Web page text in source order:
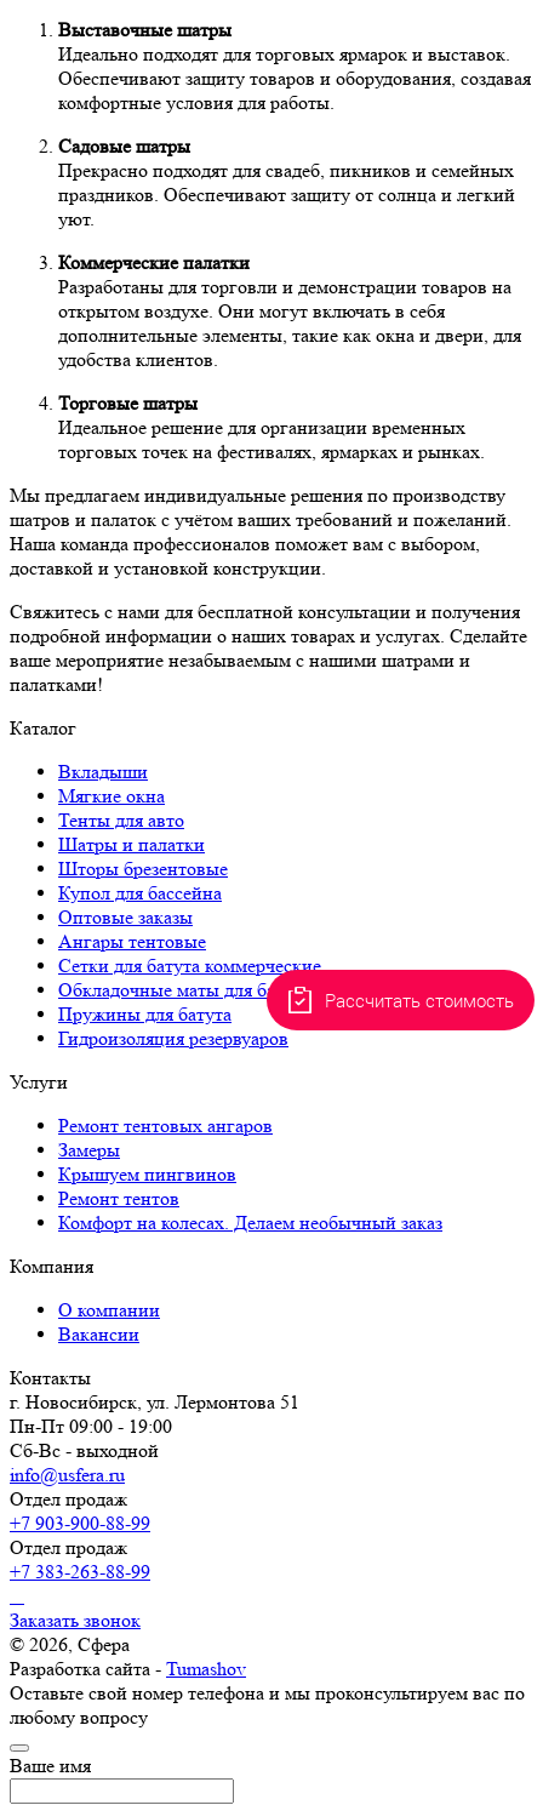
Выставочные шатры
Идеально подходят для торговых ярмарок и выставок.
Обеспечивают защиту товаров и оборудования, создавая
комфортные условия для работы.
Садовые шатры
Прекрасно подходят для свадеб, пикников и семейных
праздников. Обеспечивают защиту от солнца и легкий
уют.
Коммерческие палатки
Разработаны для торговли и демонстрации товаров на
открытом воздухе. Они могут включать в себя
дополнительные элементы, такие как окна и двери, для
удобства клиентов.
Торговые шатры
Идеальное решение для организации временных
торговых точек на фестивалях, ярмарках и рынках.
Мы предлагаем индивидуальные решения по производству
шатров и палаток с учётом ваших требований и пожеланий.
Наша команда профессионалов поможет вам с выбором,
доставкой и установкой конструкции.
Свяжитесь с нами для бесплатной консультации и получения
подробной информации о наших товарах и услугах. Сделайте
ваше мероприятие незабываемым с нашими шатрами и
палатками!
Каталог
Вкладыши
Мягкие окна
Тенты для авто
Шатры и палатки
Шторы брезентовые
Купол для бассейна
Оптовые заказы
Ангары тентовые
Сетки для батута коммерческие
Обкладочные маты для батута
Пружины для батута
Гидроизоляция резервуаров
Услуги
Ремонт тентовых ангаров
Замеры
Крышуем пингвинов
Ремонт тентов
Комфорт на колесах. Делаем необычный заказ
Компания
О компании
Вакансии
Контакты
г. Новосибирск, ул. Лермонтова 51
Пн-Пт 09:00 - 19:00
Сб-Вс - выходной
info@usfera.ru
Отдел продаж
+7 903-900-88-99
Отдел продаж
+7 383-263-88-99
Заказать звонок
© 2026, Сфера
Разработка сайта - Tumashov
Оставьте свой номер телефона и мы проконсультируем вас по
любому вопросу
Ваше имя
Рассчитать стоимость